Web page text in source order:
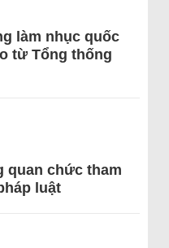
làm nhục quốc
từ Tổng thống
quan chức tham
luật